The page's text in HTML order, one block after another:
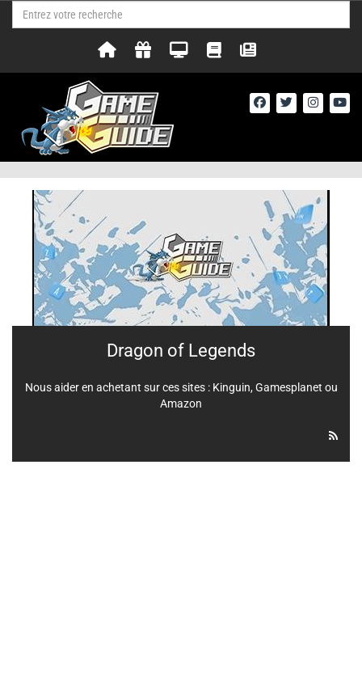
Dragon of Legends
Nous aider en achetant sur ces sites : Kinguin, Gamesplanet ou
Amazon